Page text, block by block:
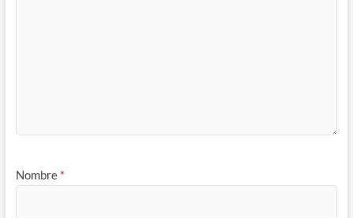
Nombre *